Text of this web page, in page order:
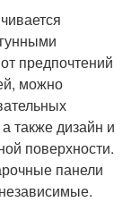
предпочтений
можно
также дизайн и
поверхности.
панели